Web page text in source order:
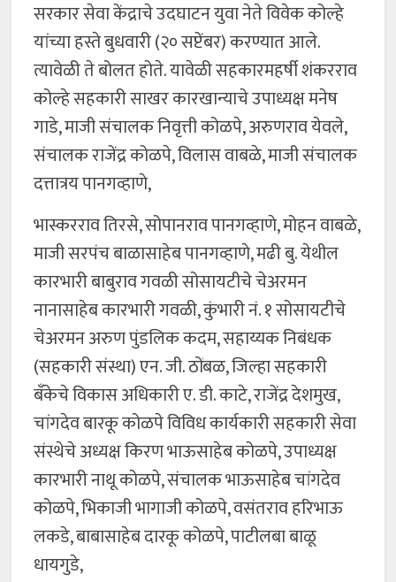
सरकार सेवा केंद्राचे उदघाटन युवा नेते विवेक कोल्हे
यांच्या हस्ते बुधवारी (२० सप्टेंबर) करण्यात आले.
त्यावेळी ते बोलत होते. यावेळी सहकारमहर्षी शंकरराव
कोल्हे सहकारी साखर कारखान्याचे उपाध्यक्ष मनेष
गाडे, माजी संचालक निवृत्ती कोळपे, अरुणराव येवले,
संचालक राजेंद्र कोळपे, विलास वाबळे, माजी संचालक
दत्तात्रय पानगव्हाणे,
भास्करराव तिरसे, सोपानराव पानगव्हाणे, मोहन वाबळे,
माजी सरपंच बाळासाहेब पानगव्हाणे, मढी बु. येथील
कारभारी बाबुराव गवळी सोसायटीचे चेअरमन
नानासाहेब कारभारी गवळी, कुंभारी नं. १ सोसायटीचे
चेअरमन अरुण पुंडलिक कदम, सहाय्यक निबंधक
(सहकारी संस्था) एन. जी. ठोंबळ, जिल्हा सहकारी
बँकेचे विकास अधिकारी ए. डी. काटे, राजेंद्र देशमुख,
चांगदेव बारकू कोळपे विविध कार्यकारी सहकारी सेवा
संस्थेचे अध्यक्ष किरण भाऊसाहेब कोळपे, उपाध्यक्ष
कारभारी नाथू कोळपे, संचालक भाऊसाहेब चांगदेव
कोळपे, भिकाजी भागाजी कोळपे, वसंतराव हरिभाऊ
लकडे, बाबासाहेब दारकू कोळपे, पाटीलबा बाळू
धायगुडे,